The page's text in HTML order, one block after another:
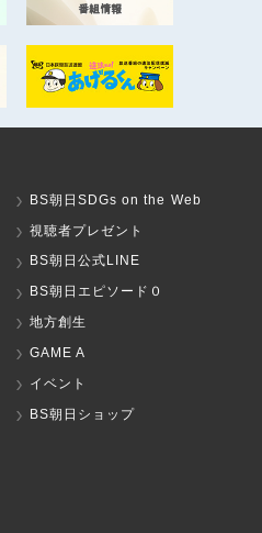
BS朝日SDGs on the Web
視聴者プレゼント
BS朝日公式LINE
BS朝日エピソード０
地方創生
GAME A
イベント
BS朝日ショップ